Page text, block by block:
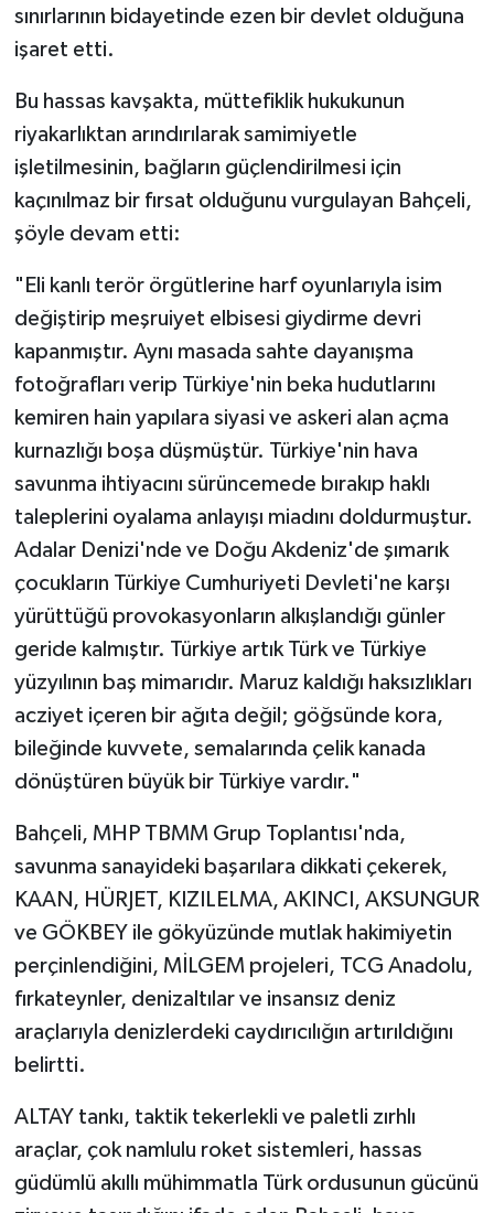
sınırlarının bidayetinde ezen bir devlet olduğuna
işaret etti.
Bu hassas kavşakta, müttefiklik hukukunun
riyakarlıktan arındırılarak samimiyetle
işletilmesinin, bağların güçlendirilmesi için
kaçınılmaz bir fırsat olduğunu vurgulayan Bahçeli,
şöyle devam etti:
"Eli kanlı terör örgütlerine harf oyunlarıyla isim
değiştirip meşruiyet elbisesi giydirme devri
kapanmıştır. Aynı masada sahte dayanışma
fotoğrafları verip Türkiye'nin beka hudutlarını
kemiren hain yapılara siyasi ve askeri alan açma
kurnazlığı boşa düşmüştür. Türkiye'nin hava
savunma ihtiyacını sürüncemede bırakıp haklı
taleplerini oyalama anlayışı miadını doldurmuştur.
Adalar Denizi'nde ve Doğu Akdeniz'de şımarık
çocukların Türkiye Cumhuriyeti Devleti'ne karşı
yürüttüğü provokasyonların alkışlandığı günler
geride kalmıştır. Türkiye artık Türk ve Türkiye
yüzyılının baş mimarıdır. Maruz kaldığı haksızlıkları
acziyet içeren bir ağıta değil; göğsünde kora,
bileğinde kuvvete, semalarında çelik kanada
dönüştüren büyük bir Türkiye vardır."
Bahçeli, MHP TBMM Grup Toplantısı'nda,
savunma sanayideki başarılara dikkati çekerek,
KAAN, HÜRJET, KIZILELMA, AKINCI, AKSUNGUR
ve GÖKBEY ile gökyüzünde mutlak hakimiyetin
perçinlendiğini, MİLGEM projeleri, TCG Anadolu,
fırkateynler, denizaltılar ve insansız deniz
araçlarıyla denizlerdeki caydırıcılığın artırıldığını
belirtti.
ALTAY tankı, taktik tekerlekli ve paletli zırhlı
araçlar, çok namlulu roket sistemleri, hassas
güdümlü akıllı mühimmatla Türk ordusunun gücünü